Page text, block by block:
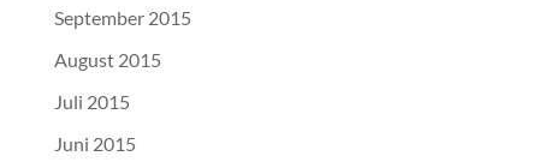
September 2015
August 2015
Juli 2015
Juni 2015